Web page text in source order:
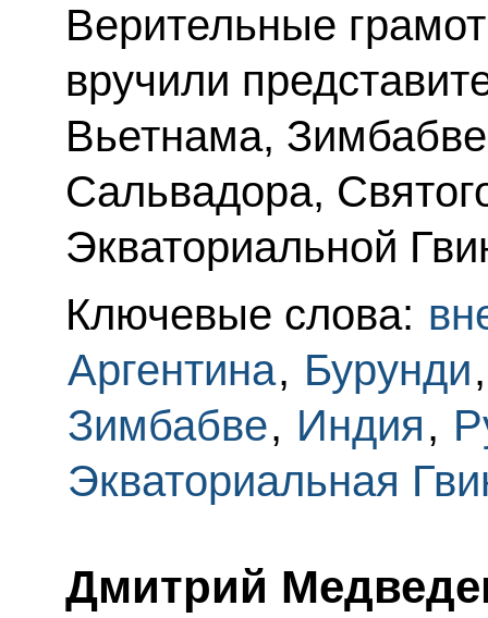
Верительные
вручили
Вьетнама,
Сальвадора,
Экваториальной
Ключевые слова:
Аргентина, Бурунди
Зимбабве, Индия,
Экваториальная
Дмитрий